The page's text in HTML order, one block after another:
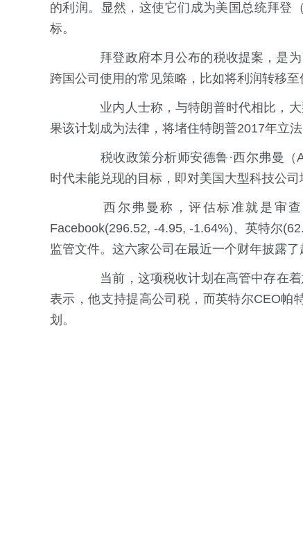
的利润。显然，这使它们成为美国总统拜登
标。
拜登政府本月公布的税收提案，是为
跨国公司使用的常见策略，比如将利润转移至
业内人士称，与特朗普时代相比，大
果该计划成为法律，将堵住特朗普2017年立法
税收政策分析师安德鲁·西尔弗曼（
时代未能兑现的目标，即对美国大型科技公
西尔弗曼称，评估标准就是审查
Facebook(296.52, -4.95, -1.64%)、 英特尔(
监管文件。这六家公司在最近一个财年披露了
当前，这项税收计划在高管中存在着
表示，他支持提高公司税，而英特尔CEO帕
划。